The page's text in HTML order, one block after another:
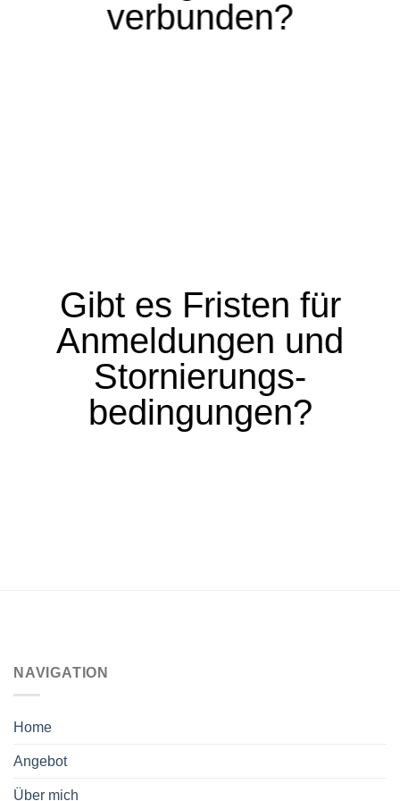
verbunden?
.
Gibt es Fristen für
Anmeldungen und
Stornierungs-
bedingungen?
Anmeldungen müssen vor
Kursbeginn perMail oder
Anmeldeformular eingehen.
Rückerstattung ist bei Kündigung
bis 14 Tage vor Kursbeginn
möglich. Kündigungen müssen
schriftlich erfolgen.
NAVIGATION
Home
Angebot
Über mich